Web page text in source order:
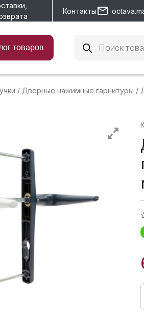
Контакты
товаров
товаров
/ Дверные нажимные гарнитуры /